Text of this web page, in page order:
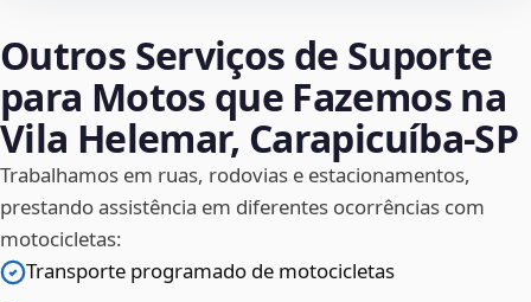
Outros Serviços de Suporte
para Motos que Fazemos na
Vila Helemar, Carapicuíba‑SP
Trabalhamos em ruas, rodovias e estacionamentos,
prestando assistência em diferentes ocorrências com
motocicletas:
Transporte programado de motocicletas